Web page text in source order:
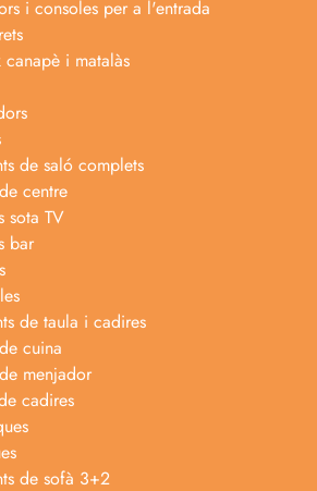
i consoles per a l'entrada
i matalàs
de saló complets
centre
sota TV
bar
de taula i cadires
cuina
menjador
cadires
de sofà 3+2